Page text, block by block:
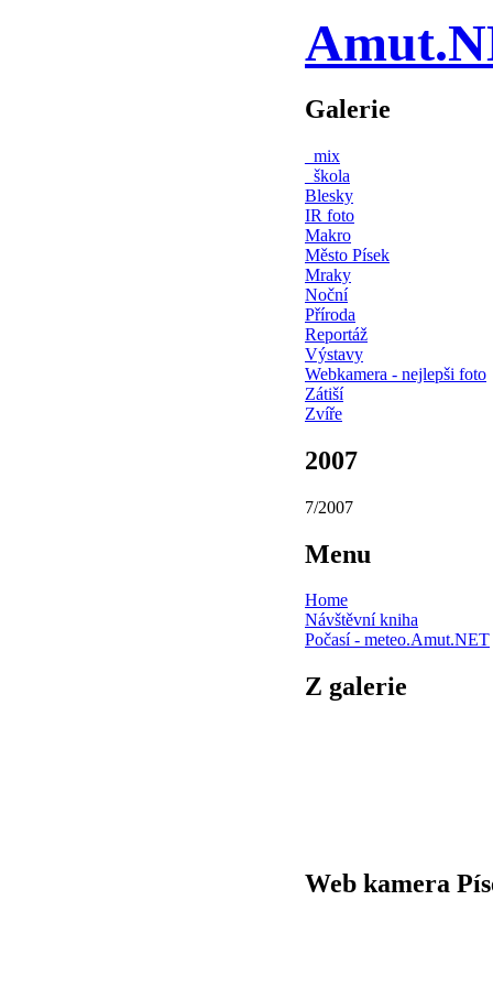
Galerie
_mix
_škola
Blesky
IR foto
Makro
Město Písek
Mraky
Noční
Příroda
Reportáž
Výstavy
Webkamera - nejlepši foto
Zátiší
Zvíře
2007
7/2007
Menu
Home
Návštěvní kniha
Počasí - meteo.Amut.NET
Z galerie
Web kamera